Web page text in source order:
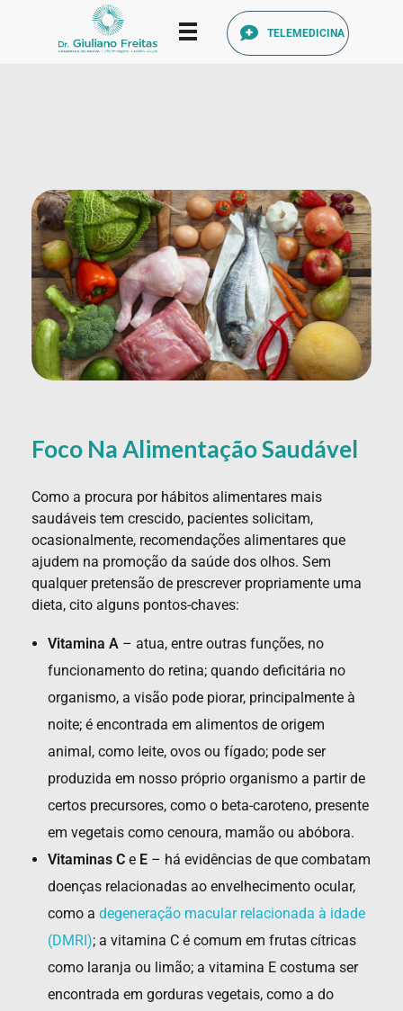
TELEMEDICINA
Foco Na Alimentação Saudável
Como a procura por hábitos alimentares mais
saudáveis tem crescido, pacientes solicitam,
ocasionalmente, recomendações alimentares que
ajudem na promoção da saúde dos olhos. Sem
qualquer pretensão de prescrever propriamente uma
dieta, cito alguns pontos-chaves:
Vitamina A– atua, entre outras funções, no
funcionamento do retina; quando deficitária no
organismo, a visão pode piorar, principalmente à
noite; é encontrada em alimentos de origem
animal, como leite, ovos ou fígado; pode ser
produzida em nosso próprio organismo a partir de
certos precursores, como o beta-caroteno, presente
em vegetais como cenoura, mamão ou abóbora.
Vitaminas Ce E– há evidências de que combatam
doenças relacionadas ao envelhecimento ocular,
como a degeneração macular relacionada à idade
(DMRI); a vitamina C é comum em frutas cítricas
como laranja ou limão; a vitamina E costuma ser
encontrada em gorduras vegetais, como a do